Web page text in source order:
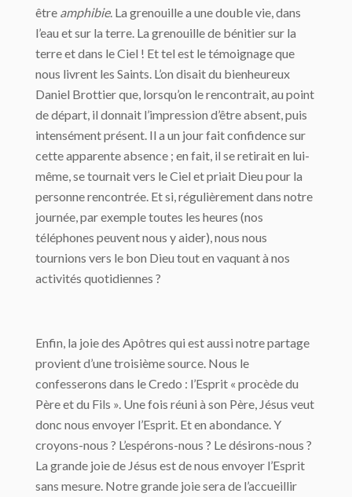
être amphibie. La grenouille a une double vie, dans
l’eau et sur la terre. La grenouille de bénitier sur la
terre et dans le Ciel ! Et tel est le témoignage que
nous livrent les Saints. L’on disait du bienheureux
Daniel Brottier que, lorsqu’on le rencontrait, au point
de départ, il donnait l’impression d’être absent, puis
intensément présent. Il a un jour fait confidence sur
cette apparente absence ; en fait, il se retirait en lui-
même, se tournait vers le Ciel et priait Dieu pour la
personne rencontrée. Et si, régulièrement dans notre
journée, par exemple toutes les heures (nos
téléphones peuvent nous y aider), nous nous
tournions vers le bon Dieu tout en vaquant à nos
activités quotidiennes ?
Enfin, la joie des Apôtres qui est aussi notre partage
provient d’une troisième source. Nous le
confesserons dans le Credo : l’Esprit « procède du
Père et du Fils ». Une fois réuni à son Père, Jésus veut
donc nous envoyer l’Esprit. Et en abondance. Y
croyons-nous ? L’espérons-nous ? Le désirons-nous ?
La grande joie de Jésus est de nous envoyer l’Esprit
sans mesure. Notre grande joie sera de l’accueillir